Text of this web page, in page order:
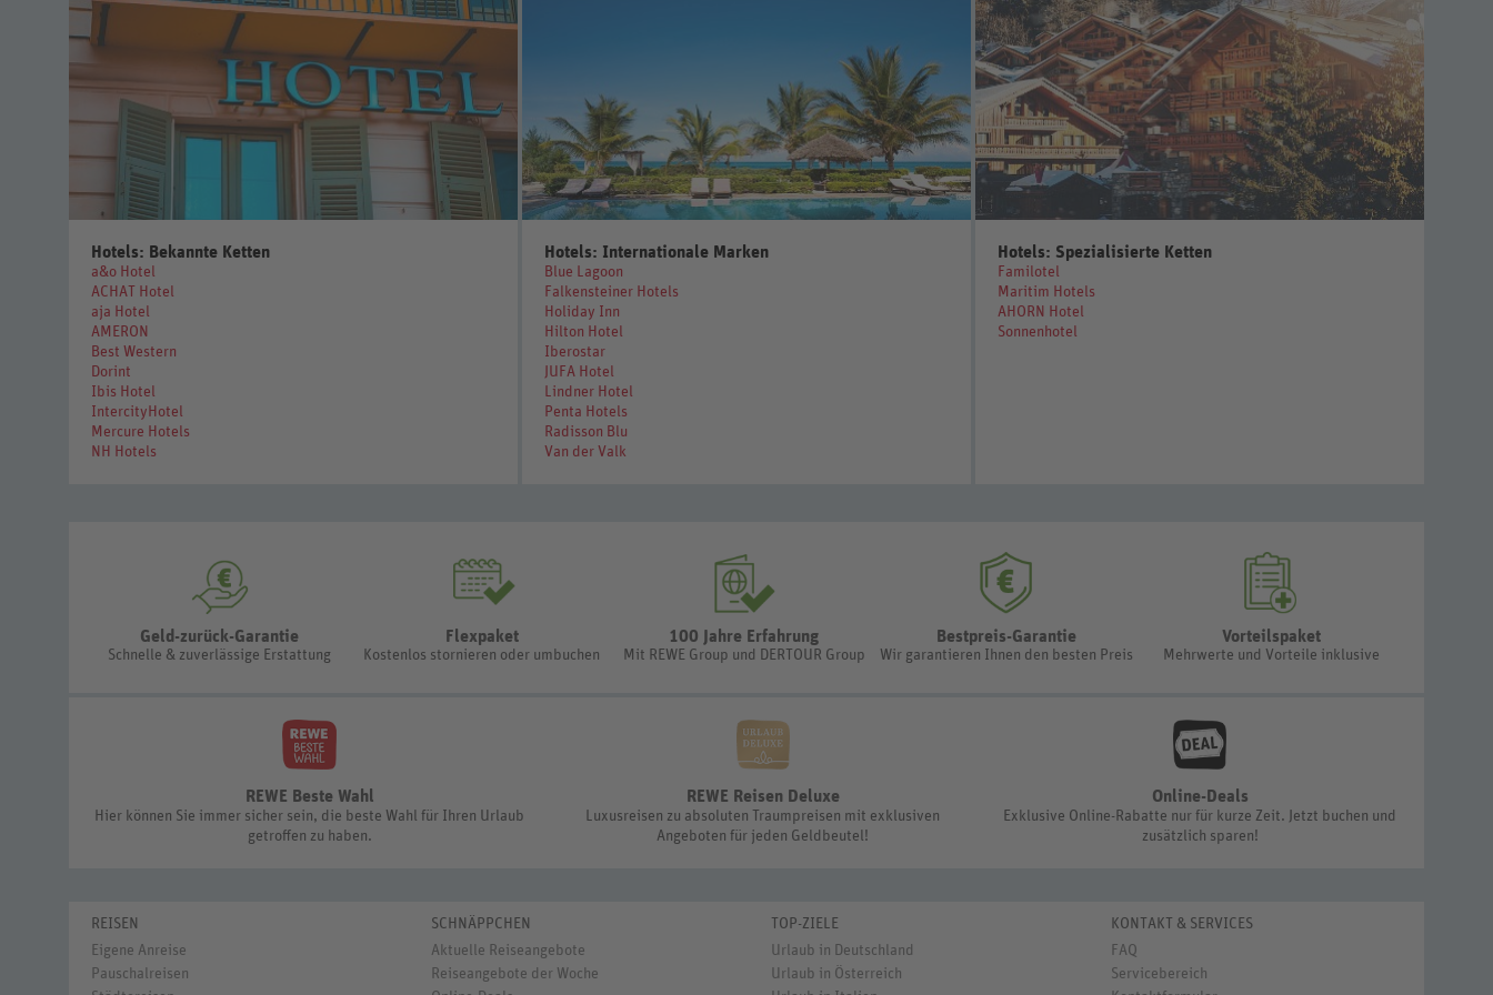
Hotels: Bekannte Ketten
a&o Hotel
ACHAT Hotel
aja Hotel
AMERON
Best Western
Dorint
Ibis Hotel
IntercityHotel
Mercure Hotels
NH Hotels
Hotels: Internationale Marken
Blue Lagoon
Falkensteiner Hotels
Holiday Inn
Hilton Hotel
Iberostar
JUFA Hotel
Lindner Hotel
Penta Hotels
Radisson Blu
Van der Valk
Hotels: Spezialisierte Ketten
Familotel
Maritim Hotels
AHORN Hotel
Sonnenhotel
Geld-zurück-Garantie
Schnelle & zuverlässige Erstattung
Flexpaket
Kostenlos stornieren oder umbuchen
100 Jahre Erfahrung
Mit REWE Group und DERTOUR Group
Bestpreis-Garantie
Wir garantieren Ihnen den besten Preis
Vorteilspaket
Mehrwerte und Vorteile inklusive
REWE Beste Wahl
Hier können Sie immer sicher sein, die beste Wahl für Ihren Urlaub
getroffen zu haben.
REWE Reisen Deluxe
Luxusreisen zu absoluten Traumpreisen mit exklusiven
Angeboten für jeden Geldbeutel!
Online-Deals
Exklusive Online-Rabatte nur für kurze Zeit. Jetzt buchen und
zusätzlich sparen!
REISEN
Eigene Anreise
Pauschalreisen
SCHNÄPPCHEN
Aktuelle Reiseangebote
Reiseangebote der Woche
TOP-ZIELE
Urlaub in Deutschland
Urlaub in Österreich
KONTAKT & SERVICES
FAQ
Servicebereich